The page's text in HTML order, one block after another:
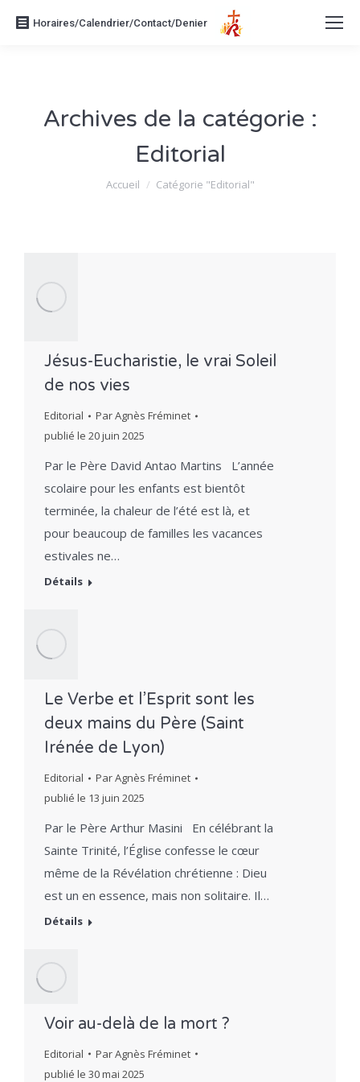
Horaires/Calendrier/Contact/Denier
Archives de la catégorie :
Editorial
Vous êtes ici :
Accueil Catégorie "Editorial"
Jésus-Eucharistie, le vrai Soleil
de nos vies
Editorial ParAgnès Fréminet
publié le 20 juin 2025
Par le Père David Antao Martins L’année
scolaire pour les enfants est bientôt
terminée, la chaleur de l’été est là, et
pour beaucoup de familles les vacances
estivales ne…
Détails
Le Verbe et l’Esprit sont les
deux mains du Père (Saint
Irénée de Lyon)
Editorial ParAgnès Fréminet
publié le 13 juin 2025
Par le Père Arthur Masini En célébrant la
Sainte Trinité, l’Église confesse le cœur
même de la Révélation chrétienne : Dieu
est un en essence, mais non solitaire. Il…
Détails
Voir au-delà de la mort ?
Editorial ParAgnès Fréminet
publié le 30 mai 2025